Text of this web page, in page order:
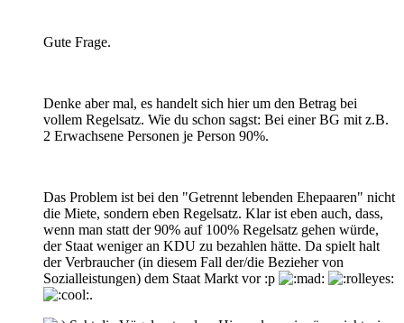
Gute Frage.
Denke aber mal, es handelt sich hier um den Betrag bei
vollem Regelsatz. Wie du schon sagst: Bei einer BG mit z.B.
2 Erwachsene Personen je Person 90%.
Das Problem ist bei den "Getrennt lebenden Ehepaaren" nicht
die Miete, sondern eben Regelsatz. Klar ist eben auch, dass,
wenn man statt der 90% auf 100% Regelsatz gehen würde,
der Staat weniger an KDU zu bezahlen hätte. Da spielt halt
der Verbraucher (in diesem Fall der/die Bezieher von
Sozialleistungen) dem Staat Markt vor :p
.